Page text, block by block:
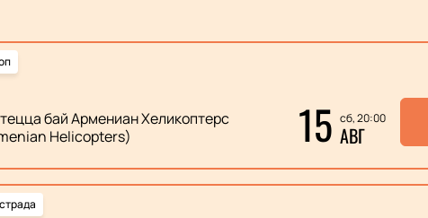
бай Армениан Хеликоптерс
Helicopters)
15 сб, 20:00
АВГ